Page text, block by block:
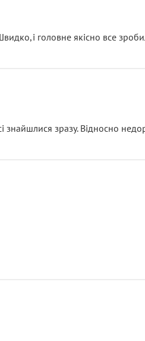
головне якісно все
знайшлися зразу. Відносно